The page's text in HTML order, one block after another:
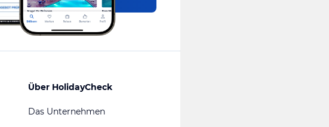
Über HolidayCheck
Das Unternehmen